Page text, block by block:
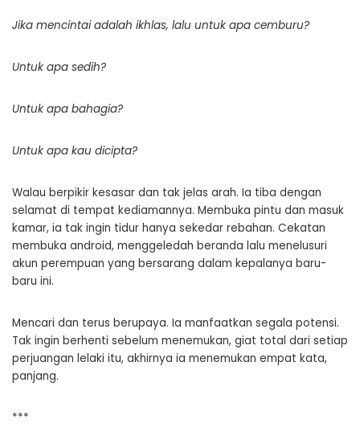
Jika mencintai adalah ikhlas, lalu untuk apa cemburu?
Untuk apa sedih?
Untuk apa bahagia?
Untuk apa kau dicipta?
Walau berpikir kesasar dan tak jelas arah. Ia tiba dengan
selamat di tempat kediamannya. Membuka pintu dan masuk
kamar, ia tak ingin tidur hanya sekedar rebahan. Cekatan
membuka android, menggeledah beranda lalu menelusuri
akun perempuan yang bersarang dalam kepalanya baru-
baru ini.
Mencari dan terus berupaya. Ia manfaatkan segala potensi.
Tak ingin berhenti sebelum menemukan, giat total dari setiap
perjuangan lelaki itu, akhirnya ia menemukan empat kata,
panjang.
***